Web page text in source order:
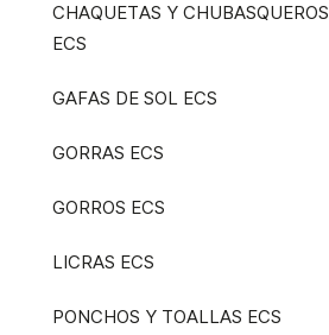
CHAQUETAS Y CHUBASQUEROS
ECS
GAFAS DE SOL ECS
GORRAS ECS
GORROS ECS
LICRAS ECS
PONCHOS Y TOALLAS ECS